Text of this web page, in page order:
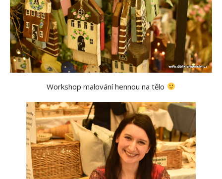
Workshop malování hennou na tělo